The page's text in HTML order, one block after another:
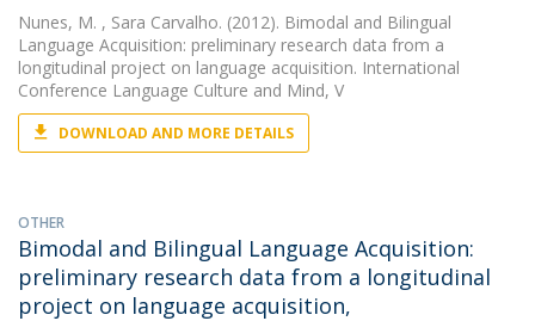
Nunes, M. , Sara Carvalho. (2012). Bimodal and Bilingual
Language Acquisition: preliminary research data from a
longitudinal project on language acquisition. International
Conference Language Culture and Mind, V
DOWNLOAD AND MORE DETAILS
OTHER
Bimodal and Bilingual Language Acquisition:
preliminary research data from a longitudinal
project on language acquisition,